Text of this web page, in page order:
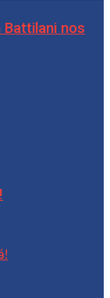
Battilani nos